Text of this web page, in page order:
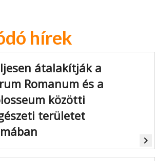
hírek
átalakítják a
Romanum és a
közötti
területet
főváros a világ egyik
navigate_next